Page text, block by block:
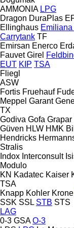
AMMONIA LPG
Dragon DuraPlas
Ellinghaus
Carrytank TF
Emirsan Enerco
Fauvet Girel
EUT KIP TSA
Fliegl
ASW
Fortis Fruehauf
Meppel Garant
TX
Godiva Gofa Grapar
Güven HLW HMK
Hendricks
Stralis
Indox Interconsult
Modulo
KN Kadatec Kaiser
TSA
Knapp Kohler Krone
SSK SSL STB STS
LAG
0-3 GSA O-3